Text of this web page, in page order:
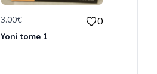
3.00€ 0
Yoni tome 1